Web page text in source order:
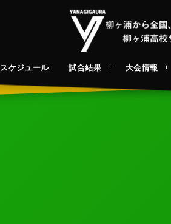
スケジュール 試合結果 大会情報